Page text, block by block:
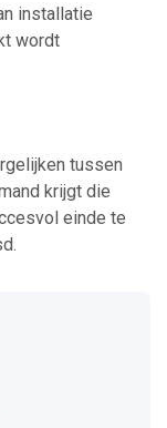
installatie
wordt
tussen
krijgt die
einde te